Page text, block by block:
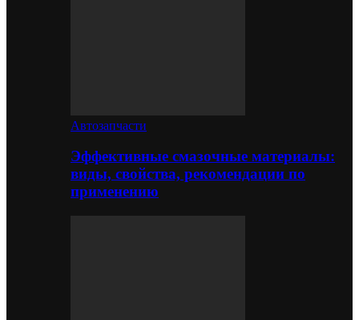
Автозапчасти
Эффективные смазочные материалы:
виды, свойства, рекомендации по
применению